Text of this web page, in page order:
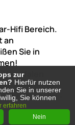
Hifi Bereich.
an
Sie in
Freitag:
8:00 Uhr -
zur
Hierfür nutzen
Sie in unserer
Sie können
erfahren
Nein
zur
Hierfür nutzen
Sie in unserer
Sie können
erfahren
Nein